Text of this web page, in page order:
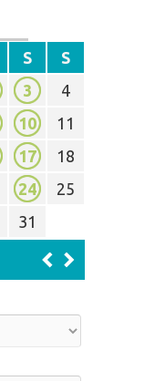
S
S
3
4
10
11
17
18
24
25
31